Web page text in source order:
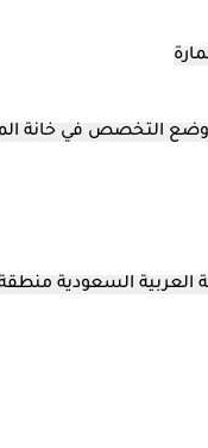
التخصص في خانة
السعودية منطقة